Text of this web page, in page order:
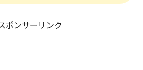
ポンサーリンク